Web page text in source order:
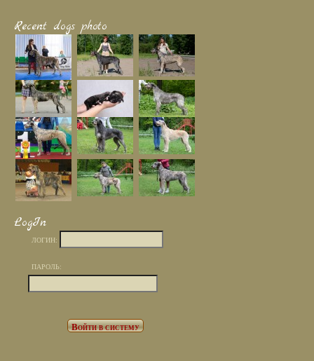
Recent dogs photo
LogIn
ЛОГИН:
ПАРОЛЬ: